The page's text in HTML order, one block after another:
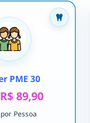
PME 30
R$ 89,90
Pessoa